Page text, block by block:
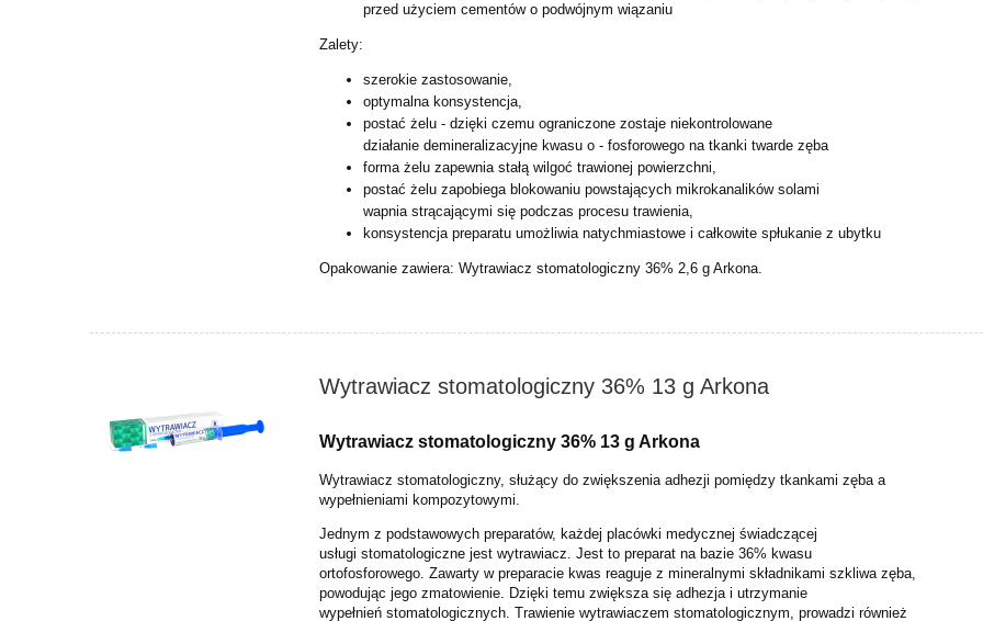
przed użyciem cementów o podwójnym wiązaniu
Zalety:
szerokie zastosowanie,
optymalna konsystencja,
postać żelu - dzięki czemu ograniczone zostaje niekontrolowane
działaniedemineralizacyjne kwasu o - fosforowego na tkanki twarde zęba
forma żelu zapewnia stałą wilgoć trawionej powierzchni,
postać żelu zapobiega blokowaniu powstających mikrokanalików solami
wapniastrącającymi się podczas procesu trawienia,
konsystencja preparatu umożliwia natychmiastowe i całkowite spłukanie z ubytku
Opakowanie zawiera: Wytrawiacz stomatologiczny 36% 2,6 g Arkona.
Wytrawiacz stomatologiczny 36% 13 g Arkona
Wytrawiacz stomatologiczny 36% 13 g Arkona
Wytrawiacz stomatologiczny, służący do zwiększenia adhezji pomiędzy tkankami zęba a
wypełnieniami kompozytowymi.
Jednym z podstawowych preparatów, każdej placówki medycznej świadczącej
usługistomatologiczne jest wytrawiacz. Jest to preparat na bazie 36% kwasu
ortofosforowego.Zawarty w preparacie kwas reaguje z mineralnymi składnikami szkliwa zęba,
powodującjego zmatowienie. Dzięki temu zwiększa się adhezja i utrzymanie
wypełnieństomatologicznych. Trawienie wytrawiaczem stomatologicznym, prowadzi również